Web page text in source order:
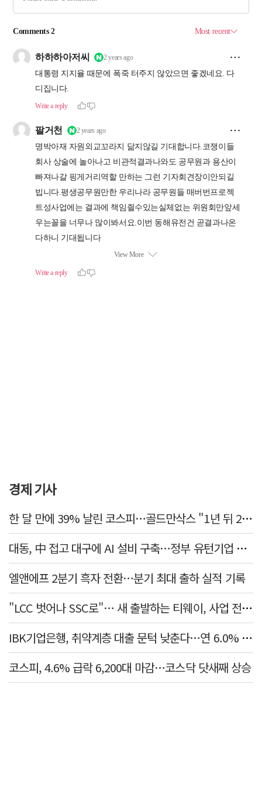
경제 기사
한 달 만에 39% 날린 코스피…골드만삭스 "1년 뒤 2배" 예상, 왜?
대동, 中 접고 대구에 AI 설비 구축…정부 유턴기업 선정
엘앤에프 2분기 흑자 전환…분기 최대 출하 실적 기록
"LCC 벗어나 SSC로"… 새 출발하는 티웨이, 사업 전략 발표
IBK기업은행, 취약계층 대출 문턱 낮춘다…연 6.0% 'i-ONE 햇살론 특례보증' 비대면 출시
코스피, 4.6% 급락 6,200대 마감…코스닥 닷새째 상승